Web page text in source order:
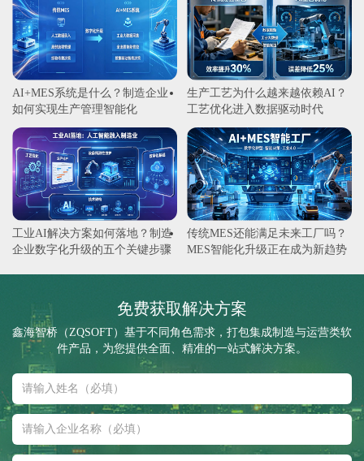
AI+MES系统是什么？制造企业
如何实现生产管理智能化
生产工艺为什么越来越依赖AI？
工艺优化进入数据驱动时代
工业AI解决方案如何落地？制造
企业数字化升级的五个关键步骤
传统MES还能满足未来工厂吗？
MES智能化升级正在成为新趋势
免费获取解决方案
鑫海智桥（ZQSOFT）基于不同角色需求，打包集成制造与运营类软
件产品，为您提供全面、精准的一站式解决方案。